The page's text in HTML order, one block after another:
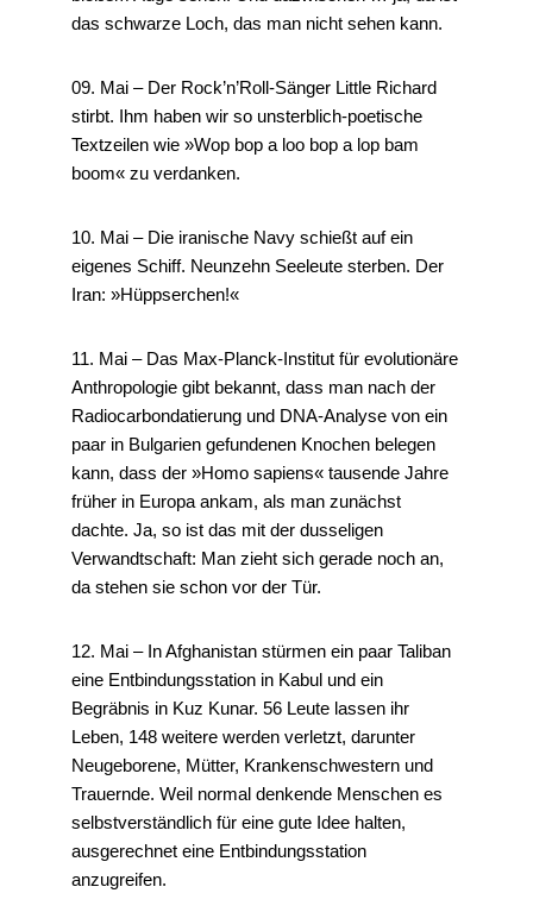
das schwarze Loch, das man nicht sehen kann.
09. Mai – Der Rock’n’Roll-Sänger Little Richard
stirbt. Ihm haben wir so unsterblich-poetische
Textzeilen wie »Wop bop a loo bop a lop bam
boom« zu verdanken.
10. Mai – Die iranische Navy schießt auf ein
eigenes Schiff. Neunzehn Seeleute sterben. Der
Iran: »Hüppserchen!«
11. Mai – Das Max-Planck-Institut für evolutionäre
Anthropologie gibt bekannt, dass man nach der
Radiocarbondatierung und DNA-Analyse von ein
paar in Bulgarien gefundenen Knochen belegen
kann, dass der »Homo sapiens« tausende Jahre
früher in Europa ankam, als man zunächst
dachte. Ja, so ist das mit der dusseligen
Verwandtschaft: Man zieht sich gerade noch an,
da stehen sie schon vor der Tür.
12. Mai – In Afghanistan stürmen ein paar Taliban
eine Entbindungsstation in Kabul und ein
Begräbnis in Kuz Kunar. 56 Leute lassen ihr
Leben, 148 weitere werden verletzt, darunter
Neugeborene, Mütter, Krankenschwestern und
Trauernde. Weil normal denkende Menschen es
selbstverständlich für eine gute Idee halten,
ausgerechnet eine Entbindungsstation
anzugreifen.